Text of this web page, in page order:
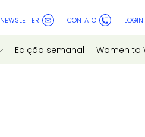
NEWSLETTER CONTATO LOGIN
Edição semanal Women to